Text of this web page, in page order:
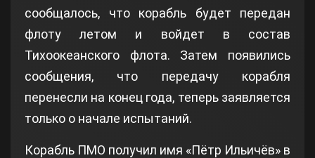
сообщалось, что корабль будет передан
флоту летом и войдет в состав
Тихоокеанского флота. Затем появились
сообщения, что передачу корабля
перенесли на конец года, теперь заявляется
только о начале испытаний.
Корабль ПМО получил имя «Пётр Ильичёв» в